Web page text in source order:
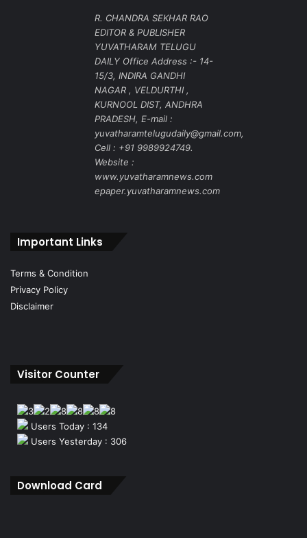
R. CHANDRA SEKHAR RAO
EDITOR & PUBLISHER
YUVATHARAM TELUGU
DAILY Office Address :- 14-
15/3, INDIRA GANDHI
NAGAR , VELDURTHI ,
KURNOOL DIST, ANDHRA
PRADESH, E-mail :
yuvatharamtelugudaily@gmail.com,
Cell : +91 9989924749.
Website :
www.yuvatharamnews.com
epaper.yuvatharamnews.com
Important Links
Terms & Condition
Privacy Policy
Disclaimer
Visitor Counter
Users Today : 134
Users Yesterday : 306
Download Card